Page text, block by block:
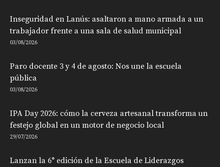
Inseguridad en Lanús: asaltaron a mano armada a un
trabajador frente a una sala de salud municipal
03/08/2026
Paro docente 3 y 4 de agosto: Nos une la escuela
pública
03/08/2026
IPA Day 2026: cómo la cerveza artesanal transforma un
festejo global en un motor de negocio local
29/07/2026
Lanzan la 6° edición de la Escuela de Liderazgos